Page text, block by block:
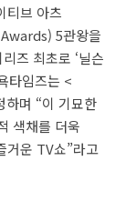
티브 아츠
5관왕을
즈 최초로 ‘닐슨
타임즈는 <
하며 “이 기묘한
색채를 더욱
거운 TV쇼”라고